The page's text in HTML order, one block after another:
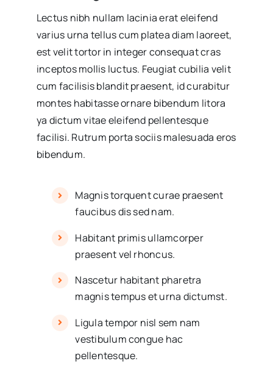
Lectus nibh nullam lacinia erat eleifend
varius urna tellus cum platea diam laoreet,
est velit tortor in integer consequat cras
inceptos mollis luctus. Feugiat cubilia velit
cum facilisis blandit praesent, id curabitur
montes habitasse ornare bibendum litora
ya dictum vitae eleifend pellentesque
facilisi. Rutrum porta sociis malesuada eros
bibendum.
Magnis torquent curae praesent
faucibus dis sed nam.
Habitant primis ullamcorper
praesent vel rhoncus.
Nascetur habitant pharetra
magnis tempus et urna dictumst.
Ligula tempor nisl sem nam
vestibulum congue hac
pellentesque.